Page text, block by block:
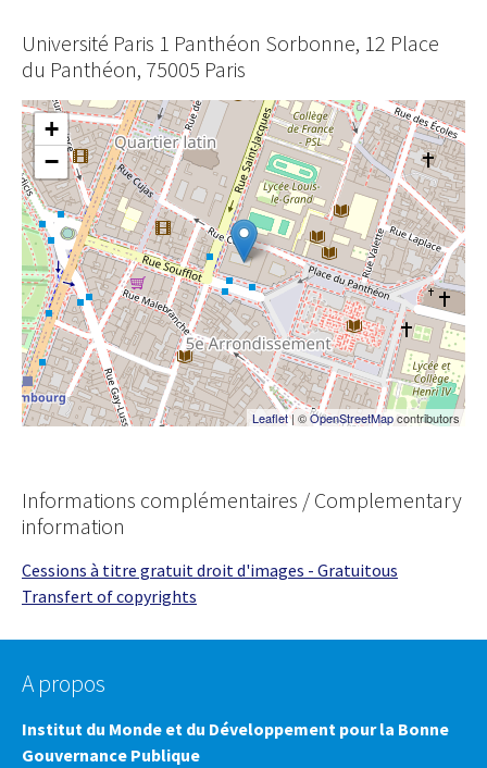
Université Paris 1 Panthéon Sorbonne, 12 Place
du Panthéon, 75005 Paris
+
−
Leaflet| ©OpenStreetMapcontributors
Informations complémentaires / Complementary
information
Cessions à titre gratuit droit d'images - Gratuitous
Transfert of copyrights
A propos
Institut du Monde et du Développement pour la Bonne
Gouvernance Publique